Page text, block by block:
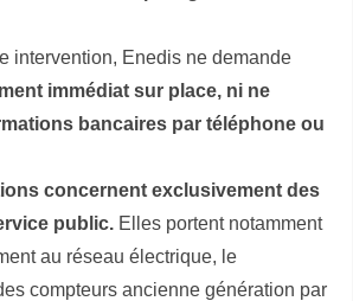
intervention, Enedis ne demande
immédiat sur place, ni ne
bancaires par téléphone ou
concernent exclusivement des
public. Elles portent notamment
au réseau électrique, le
compteurs ancienne génération par